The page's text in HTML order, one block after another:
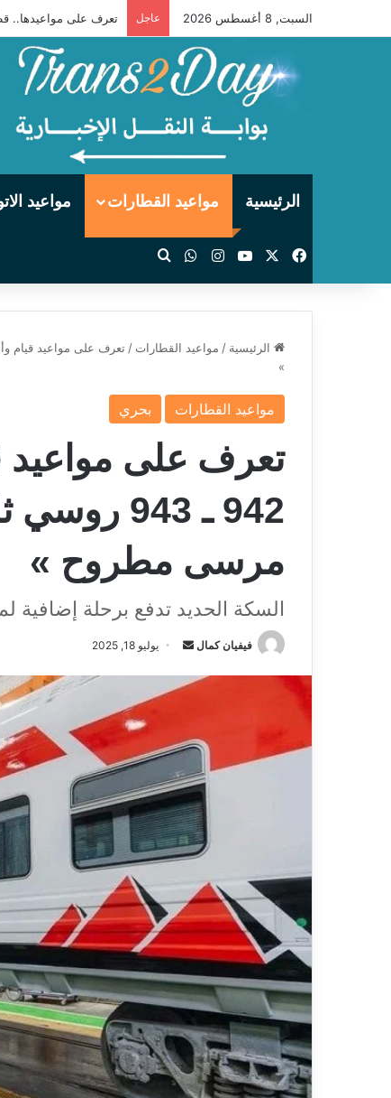
السبت, 8 أغسطس 2026 عاجل تعرف على مواعيدها..
الرئيسية مواعيد القطارات مواعيد
فيسبوك ‫YouTubeانستقرام
واتساب
الرئيسية / مواعيد القطارات /
»
مواعيد القطارات بحري
تعرف على مواعيد
942 ـ 943
مرسى مطروح »
السكة الحديد تدفع برحلة إضافية
فيفيان كمال
س
ر
ي
د
ا
إ
ل
ت
ر
و
ي
يوليو 18, 2025